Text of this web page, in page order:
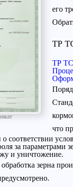
его
ТР
ТР
что
соответствии
за параметрами
и уничтожение.
зерна